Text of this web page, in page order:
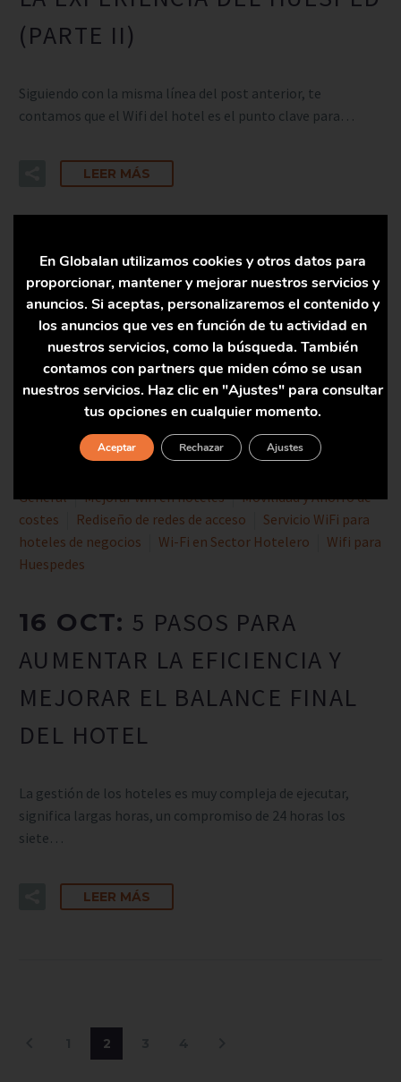
(PARTE II)
Siguiendo con la misma línea del post anterior, te
contamos que el Wifi del hotel es el punto clave para…
LEER MÁS
General
Mejorar wifi en hoteles
Movilidad y Ahorro de
costes
Rediseño de redes de acceso
Servicio WiFi para
hoteles de negocios
Wi-Fi en Sector Hotelero
Wifi para
Huespedes
16 OCT: 5 PASOS PARA
AUMENTAR LA EFICIENCIA Y
MEJORAR EL BALANCE FINAL
DEL HOTEL
La gestión de los hoteles es muy compleja de ejecutar,
significa largas horas, un compromiso de 24 horas los
siete…
LEER MÁS
2
En Globalan utilizamos cookies y otros datos para
proporcionar, mantener y mejorar nuestros servicios y
anuncios. Si aceptas, personalizaremos el contenido y
los anuncios que ves en función de tu actividad en
nuestros servicios, como la búsqueda. También
contamos con partners que miden cómo se usan
nuestros servicios. Haz clic en "Ajustes" para consultar
tus opciones en cualquier momento.
Aceptar Rechazar Ajustes